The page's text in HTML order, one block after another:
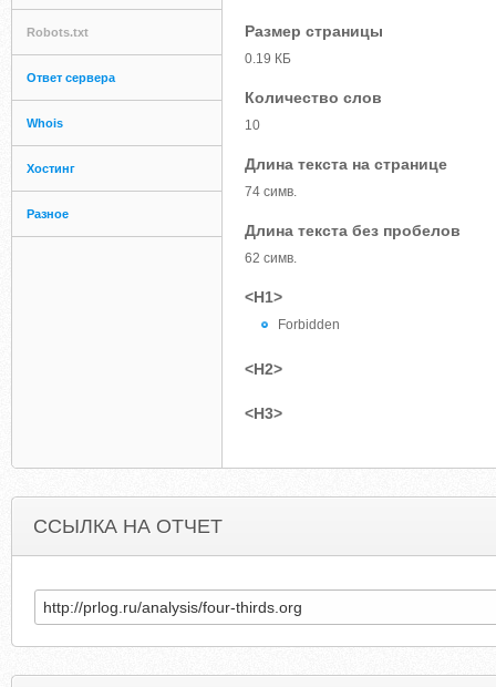
Robots.txt
Ответ сервера
Whois
Хостинг
Разное
Размер страницы
0.19 КБ
Количество слов
10
Длина текста на странице
74 симв.
Длина текста без пробелов
62 симв.
<H1>
Forbidden
<H2>
<H3>
ССЫЛКА НА ОТЧЕТ